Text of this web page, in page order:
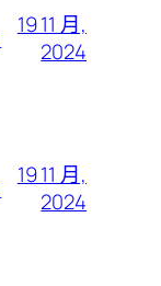
19 11 月,
2024
19 11 月,
2024